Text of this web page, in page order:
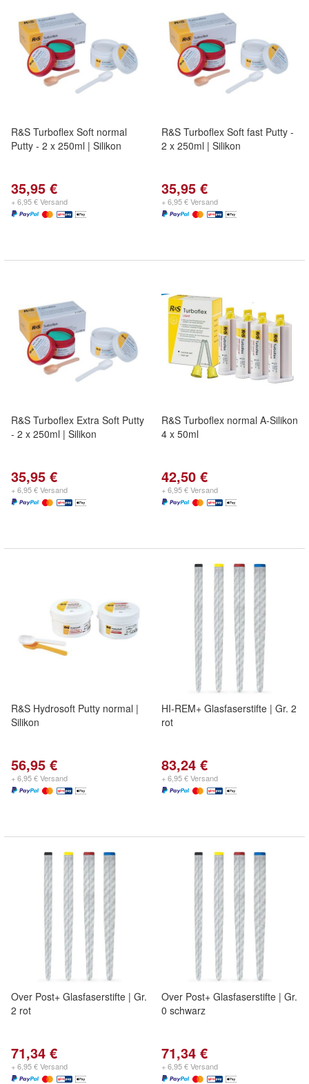
R&S Turboflex Soft normal
Putty - 2 x 250ml | Silikon
35,95 €
+ 6,95 € Versand
R&S Turboflex Soft fast Putty -
2 x 250ml | Silikon
35,95 €
+ 6,95 € Versand
R&S Turboflex Extra Soft Putty
- 2 x 250ml | Silikon
35,95 €
+ 6,95 € Versand
R&S Turboflex normal A-Silikon
4 x 50ml
42,50 €
+ 6,95 € Versand
R&S Hydrosoft Putty normal |
Silikon
56,95 €
+ 6,95 € Versand
HI-REM+ Glasfaserstifte | Gr. 2
rot
83,24 €
+ 6,95 € Versand
Over Post+ Glasfaserstifte | Gr.
2 rot
71,34 €
+ 6,95 € Versand
Over Post+ Glasfaserstifte | Gr.
0 schwarz
71,34 €
+ 6,95 € Versand